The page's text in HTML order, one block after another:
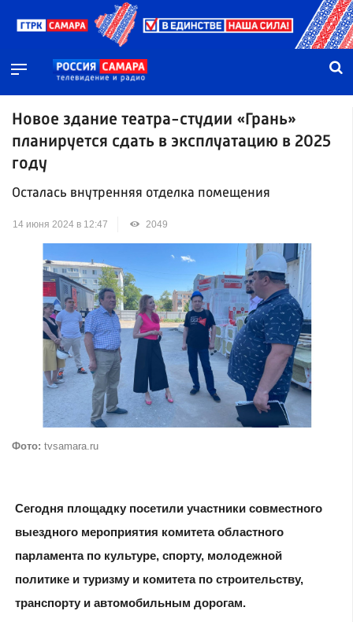
Новое здание театра-студии «Грань»
планируется сдать в эксплуатацию в 2025
году
Осталась внутренняя отделка помещения
14 июня 2024 в 12:47 2049
Фото: tvsamara.ru
Сегодня площадку посетили участники совместного
выездного мероприятия комитета областного
парламента по культуре, спорту, молодежной
политике и туризму и комитета по строительству,
транспорту и автомобильным дорогам.